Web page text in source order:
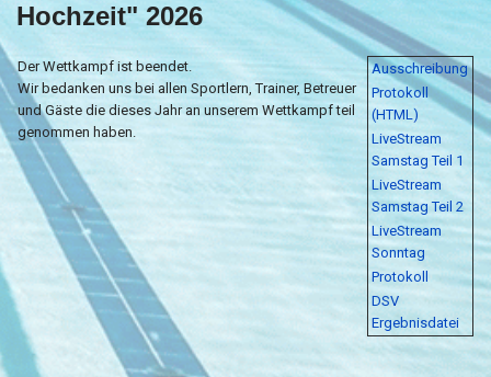
Hochzeit" 2026
Der Wettkampf ist beendet.
Wir bedanken uns bei allen Sportlern, Trainer, Betreuer
und Gäste die dieses Jahr an unserem Wettkampf teil
genommen haben.
Ausschreibung
Protokoll
(HTML)
LiveStream
Samstag Teil 1
LiveStream
Samstag Teil 2
LiveStream
Sonntag
Protokoll
DSV
Ergebnisdatei